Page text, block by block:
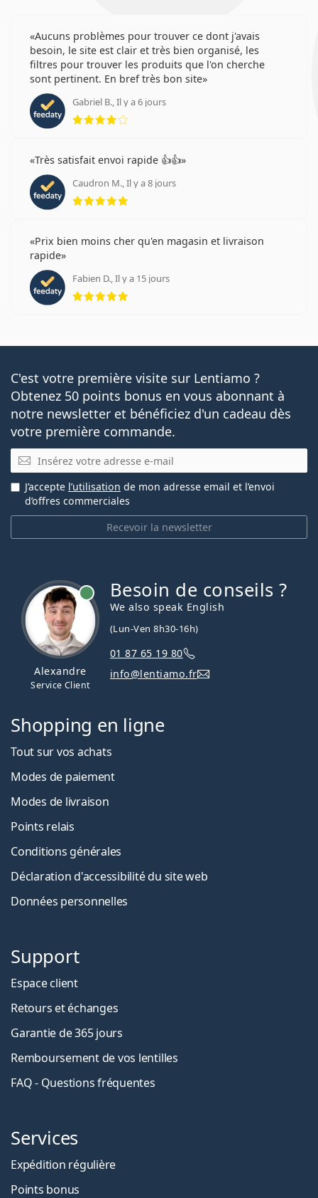
Aucuns problèmes pour trouver ce dont j'avais
besoin, le site est clair et très bien organisé, les
filtres pour trouver les produits que l'on cherche
sont pertinent. En bref très bon site
Gabriel B., Il y a 6 jours
évaluation 4 sur 5
Très satisfait envoi rapide 👍👍
Caudron M., Il y a 8 jours
évaluation 5 sur 5
Prix bien moins cher qu'en magasin et livraison
rapide
Fabien D., Il y a 15 jours
évaluation 5 sur 5
C'est votre première visite sur Lentiamo ?
Obtenez 50 points bonus en vous abonnant à
notre newsletter et bénéficiez d'un cadeau dès
votre première commande.
E-mail
Recevoir la newsletter
J’accepte l’utilisation de mon adresse email et l’envoi
d’offres commerciales
Alexandre
Service Client
Besoin de conseils ?
We also speak English
(Lun-Ven 8h30-16h)
01 87 65 19 80
info@lentiamo.fr
Shopping en ligne
Tout sur vos achats
Modes de paiement
Modes de livraison
Points relais
Conditions générales
Déclaration d'accessibilité du site web
Données personnelles
Support
Espace client
Retours et échanges
Garantie de 365 jours
Remboursement de vos lentilles
FAQ - Questions fréquentes
Services
Expédition régulière
Points bonus